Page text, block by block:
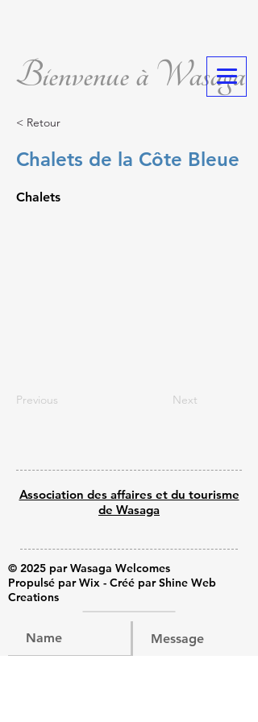
Bienvenue à Wasaga
< Retour
Chalets de la Côte Bleue
Chalets
Previous Next
Association des affaires et du tourisme
de Wasaga
© 2025 par Wasaga Welcomes
Propulsé par Wix - Créé par Shine Web
Creations